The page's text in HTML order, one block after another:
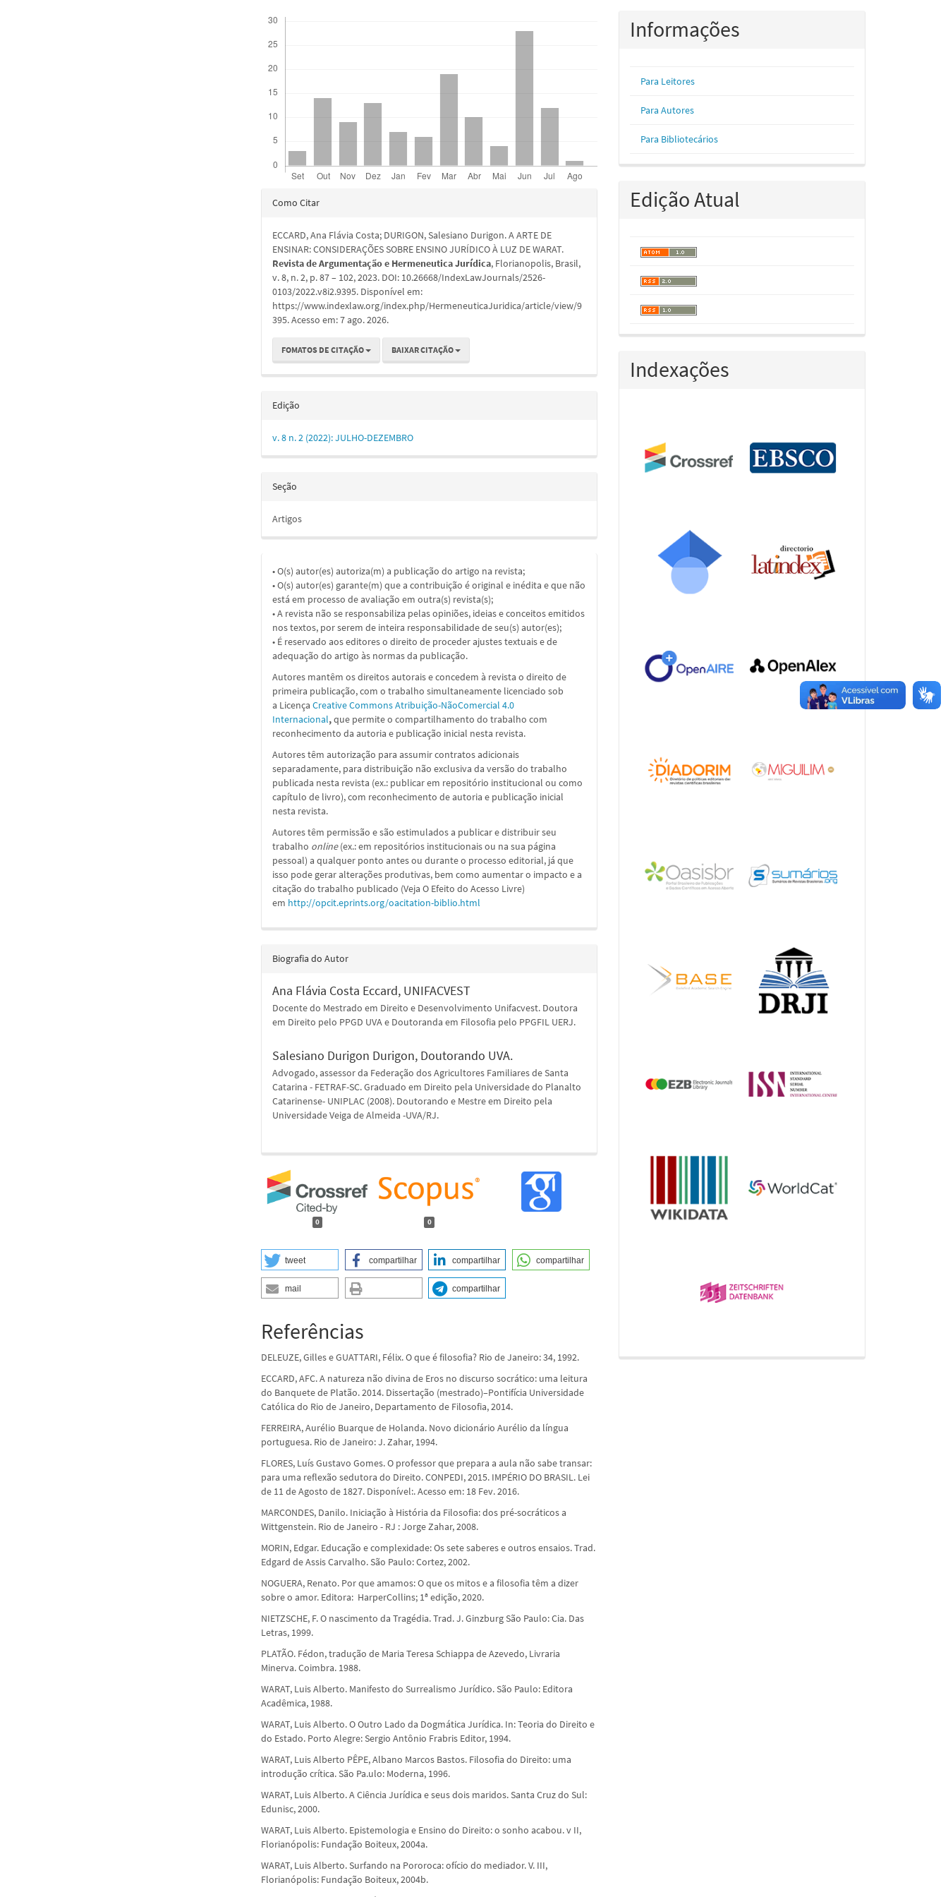
Detalhes
artigo
Como Citar
ECCARD, Ana Flávia Costa; DURIGON, Salesiano Durigon. A ARTE DE
ENSINAR: CONSIDERAÇÕES SOBRE ENSINO JURÍDICO À LUZ DE WARAT.
Revista de Argumentação e Hermeneutica Jurídica, Florianopolis, Brasil,
v. 8, n. 2, p. 87 – 102, 2023. DOI: 10.26668/IndexLawJournals/2526-
0103/2022.v8i2.9395. Disponível em:
https://www.indexlaw.org/index.php/HermeneuticaJuridica/article/view/9
395. Acesso em: 7 ago. 2026.
FOMATOS DE CITAÇÃO BAIXAR CITAÇÃO
Edição
v. 8 n. 2 (2022): JULHO-DEZEMBRO
Seção
Artigos
• O(s) autor(es) autoriza(m) a publicação do artigo na revista;
• O(s) autor(es) garante(m) que a contribuição é original e inédita e que não
está em processo de avaliação em outra(s) revista(s);
• A revista não se responsabiliza pelas opiniões, ideias e conceitos emitidos
nos textos, por serem de inteira responsabilidade de seu(s) autor(es);
• É reservado aos editores o direito de proceder ajustes textuais e de
adequação do artigo às normas da publicação.
Autores mantêm os direitos autorais e concedem à revista o direito de
primeira publicação, com o trabalho simultaneamente licenciado sob
a LicençaCreative Commons Atribuição-NãoComercial 4.0
Internacional,que permite o compartilhamento do trabalho com
reconhecimento da autoria e publicação inicial nesta revista.
Autores têm autorização para assumir contratos adicionais
separadamente, para distribuição não exclusiva da versão do trabalho
publicada nesta revista (ex.: publicar em repositório institucional ou como
capítulo de livro), com reconhecimento de autoria e publicação inicial
nesta revista.
Autores têm permissão e são estimulados a publicar e distribuir seu
trabalho online(ex.: em repositórios institucionais ou na sua página
pessoal) a qualquer ponto antes ou durante o processo editorial, já que
isso pode gerar alterações produtivas, bem como aumentar o impacto e a
citação do trabalho publicado (Veja O Efeito do Acesso Livre)
em http://opcit.eprints.org/oacitation-biblio.html
Biografia do Autor
Ana Flávia Costa Eccard, UNIFACVEST
Docente do Mestrado em Direito e Desenvolvimento Unifacvest. Doutora
em Direito pelo PPGD UVA e Doutoranda em Filosofia pelo PPGFIL UERJ.
Salesiano Durigon Durigon, Doutorando UVA.
Advogado, assessor da Federação dos Agricultores Familiares de Santa
Catarina - FETRAF-SC. Graduado em Direito pela Universidade do Planalto
Catarinense- UNIPLAC (2008). Doutorando e Mestre em Direito pela
Universidade Veiga de Almeida -UVA/RJ.
0 0
tweet compartilhar compartilhar compartilhar
mail compartilhar
Referências
DELEUZE, Gilles e GUATTARI, Félix. O que é filosofia? Rio de Janeiro: 34, 1992.
ECCARD, AFC. A natureza não divina de Eros no discurso socrático: uma leitura
do Banquete de Platão. 2014. Dissertação (mestrado)–Pontifícia Universidade
Católica do Rio de Janeiro, Departamento de Filosofia, 2014.
FERREIRA, Aurélio Buarque de Holanda. Novo dicionário Aurélio da língua
portuguesa. Rio de Janeiro: J. Zahar, 1994.
FLORES, Luís Gustavo Gomes. O professor que prepara a aula não sabe transar:
para uma reflexão sedutora do Direito. CONPEDI, 2015. IMPÉRIO DO BRASIL. Lei
de 11 de Agosto de 1827. Disponível:. Acesso em: 18 Fev. 2016.
MARCONDES, Danilo. Iniciação à História da Filosofia: dos pré-socráticos a
Wittgenstein. Rio de Janeiro - RJ : Jorge Zahar, 2008.
MORIN, Edgar. Educação e complexidade: Os sete saberes e outros ensaios. Trad.
Edgard de Assis Carvalho. São Paulo: Cortez, 2002.
NOGUERA, Renato. Por que amamos: O que os mitos e a filosofia têm a dizer
sobre o amor. Editora: ‎ HarperCollins; 1ª edição, 2020.
NIETZSCHE, F. O nascimento da Tragédia. Trad. J. Ginzburg São Paulo: Cia. Das
Letras, 1999.
PLATÃO. Fédon, tradução de Maria Teresa Schiappa de Azevedo, Livraria
Minerva. Coimbra. 1988.
WARAT, Luis Alberto. Manifesto do Surrealismo Jurídico. São Paulo: Editora
Acadêmica, 1988.
WARAT, Luis Alberto. O Outro Lado da Dogmática Jurídica. In: Teoria do Direito e
do Estado. Porto Alegre: Sergio Antônio Frabris Editor, 1994.
WARAT, Luis Alberto PÊPE, Albano Marcos Bastos. Filosofia do Direito: uma
introdução crítica. São Pa.ulo: Moderna, 1996.
WARAT, Luis Alberto. A Ciência Jurídica e seus dois maridos. Santa Cruz do Sul:
Edunisc, 2000.
WARAT, Luis Alberto. Epistemologia e Ensino do Direito: o sonho acabou. v II,
Florianópolis: Fundação Boiteux, 2004a.
WARAT, Luis Alberto. Surfando na Pororoca: ofício do mediador. V. III,
Florianópolis: Fundação Boiteux, 2004b.
Informações
Para Leitores
Para Autores
Para Bibliotecários
Edição Atual
Indexações